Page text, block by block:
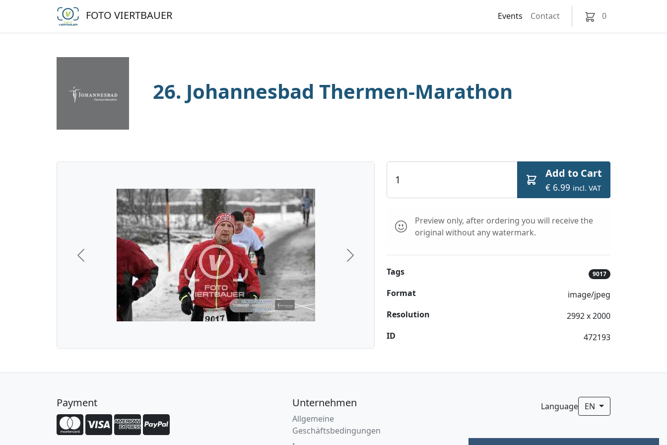
FOTO VIERTBAUER Events Contact 0
26. Johannesbad Thermen-Marathon
Previous Next
Add to Cart
€ 6.99 incl. VAT
Preview only, after ordering you will receive the
original without any watermark.
Tags 9017
Format
image/jpeg
Resolution
2992 x 2000
ID
472193
Payment Unternehmen
Allgemeine
Geschäftsbedingungen
Language EN